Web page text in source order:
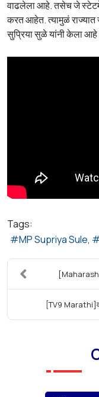
वाढलेला आहे. तसेच जे
करत आहेत. त्यामुळं राज्यात
सुप्रिया सुळे यांनी केला आहे
Tags:
MP Supriya Sule
[TV9